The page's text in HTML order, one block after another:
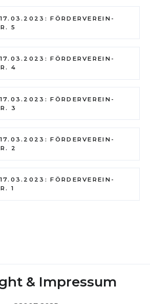
FÖRDERVEREIN-
5
FÖRDERVEREIN-
4
FÖRDERVEREIN-
3
FÖRDERVEREIN-
2
FÖRDERVEREIN-
1
& Impressum